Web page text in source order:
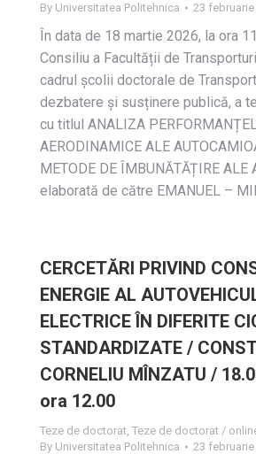
By Universitatea Politehnica 23 februarie
În data de 18 martie 2026, la ora
Consiliu a Facultății de
cadrul școlii doctorale de
dezbatere și susținere publică, a
cu titlul ANALIZA
AERODINAMICE ALE
METODE DE ÎMBUNĂTĂȚIRE ALE
elaborată de către EMANUEL –
CERCETĂRI PRIVIND
ENERGIE AL
ELECTRICE ÎN DIFERITE
STANDARDIZATE /
CORNELIU MÎNZATU /
ora 12.00
Teze de doctorat, Teze de doctorat /
By Universitatea Politehnica 23 februarie